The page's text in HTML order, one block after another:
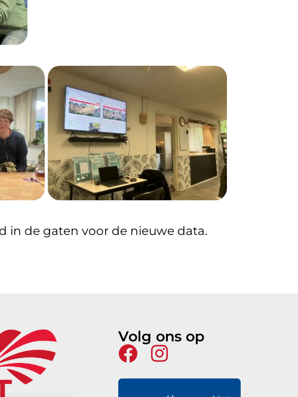
in de gaten voor de nieuwe data.
Volg ons op